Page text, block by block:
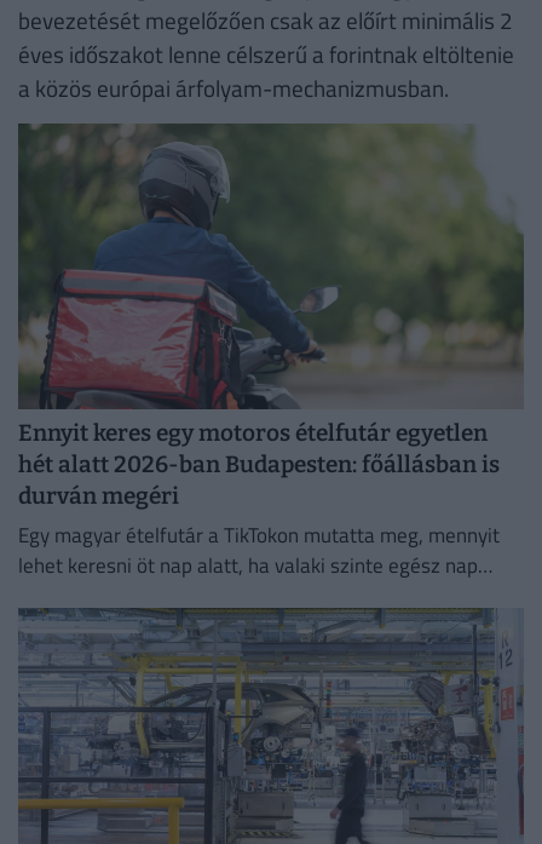
bevezetését megelőzően csak az előírt minimális 2
éves időszakot lenne célszerű a forintnak eltöltenie
a közös európai árfolyam-mechanizmusban.
Ennyit keres egy motoros ételfutár egyetlen
hét alatt 2026-ban Budapesten: főállásban is
durván megéri
Egy magyar ételfutár a TikTokon mutatta meg, mennyit
lehet keresni öt nap alatt, ha valaki szinte egész nap